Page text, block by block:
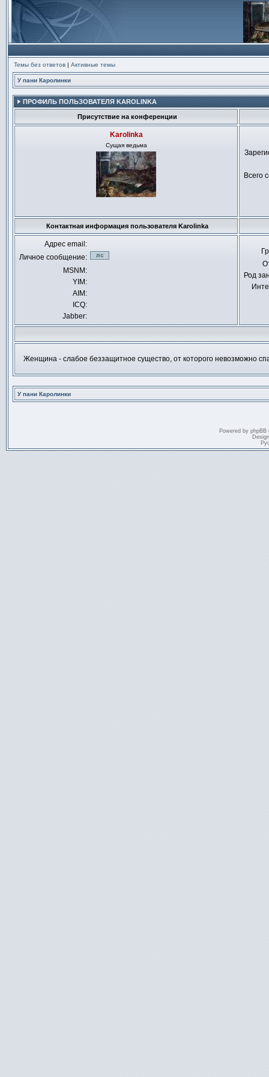
Темы без ответов | Активные темы
У пани Каролинки
ПРОФИЛЬ ПОЛЬЗОВАТЕЛЯ KAROLINKA
Присутствие на конференции
Karolinka
Сущая ведьма
Не
сети
Всего
Контактная информация пользователя Karolinka
Адрес email:
Личное сообщение:
MSNM:
YIM:
AIM:
ICQ:
Jabber:
Род
Женщина - слабое беззащитное существо, от которого невозможно
У пани Каролинки
Powered by phpBB